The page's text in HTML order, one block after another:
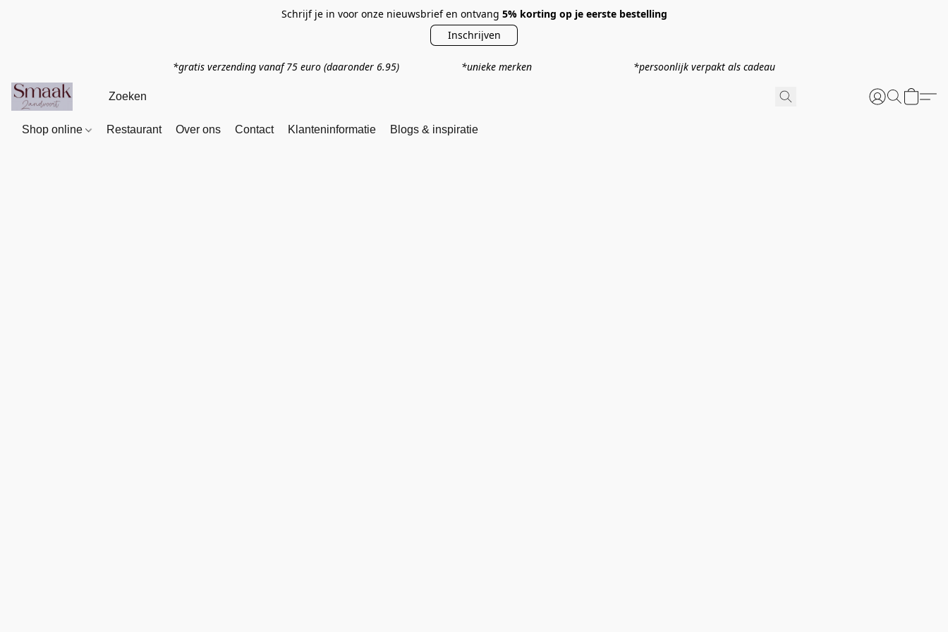
Schrijf je in voor onze nieuwsbrief en ontvang 5% korting op je eerste bestelling
Inschrijven
*gratis verzending vanaf 75 euro (daaronder 6.95) *unieke merken *persoonlijk verpakt als cadeau
Shop online Restaurant Over ons Contact Klanteninformatie Blogs & inspiratie